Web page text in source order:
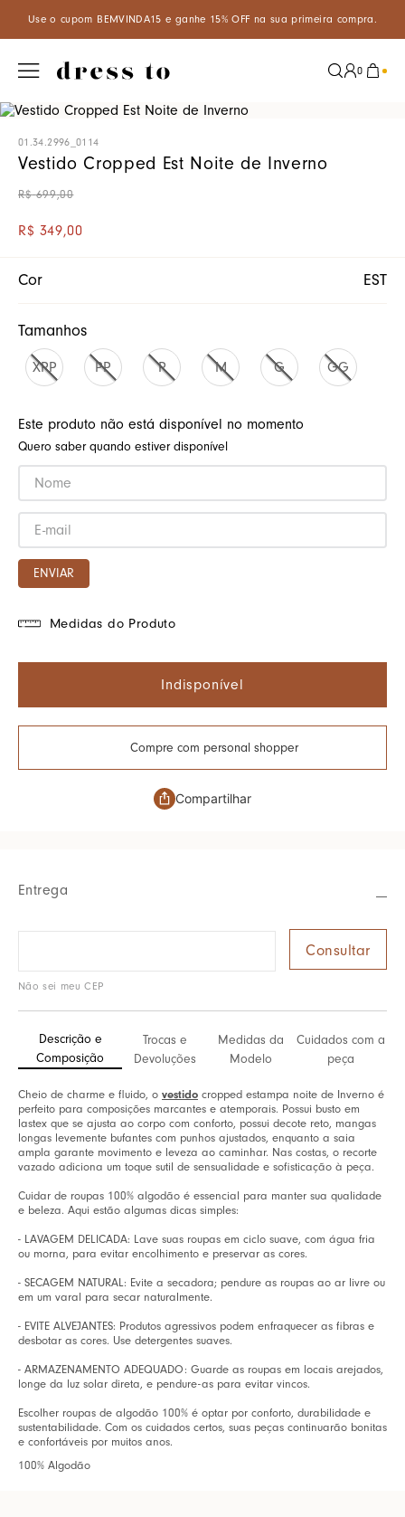
e ganhe 15% OFF na sua primeira compra. Aproveite um
0
01.34.2996_0114
Vestido Cropped Est Noite de Inverno
R$ 699,00
R$ 349,00
Cor EST
Tamanhos
XPP PP P M G GG
Este produto não está disponível no momento
Quero saber quando estiver disponível
ENVIAR
Medidas do Produto
Indisponível
Compre com personal shopper
Compartilhar
Entrega
Não sei meu CEP
Descrição e
Composição
Trocas e
Devoluções
Medidas da
Modelo
Cuidados com a
peça
Cheio de charme e fluido, o vestido cropped estampa noite de Inverno é
perfeito para composições marcantes e atemporais. Possui busto em
lastex que se ajusta ao corpo com conforto, possui decote reto, mangas
longas levemente bufantes com punhos ajustados, enquanto a saia
ampla garante movimento e leveza ao caminhar. Nas costas, o recorte
vazado adiciona um toque sutil de sensualidade e sofisticação à peça.
Cuidar de roupas 100% algodão é essencial para manter sua qualidade
e beleza. Aqui estão algumas dicas simples:
- LAVAGEM DELICADA: Lave suas roupas em ciclo suave, com água fria
ou morna, para evitar encolhimento e preservar as cores.
- SECAGEM NATURAL: Evite a secadora; pendure as roupas ao ar livre ou
em um varal para secar naturalmente.
- EVITE ALVEJANTES: Produtos agressivos podem enfraquecer as fibras e
desbotar as cores. Use detergentes suaves.
- ARMAZENAMENTO ADEQUADO: Guarde as roupas em locais arejados,
longe da luz solar direta, e pendure-as para evitar vincos.
Escolher roupas de algodão 100% é optar por conforto, durabilidade e
sustentabilidade. Com os cuidados certos, suas peças continuarão bonitas
e confortáveis por muitos anos.
100% Algodão